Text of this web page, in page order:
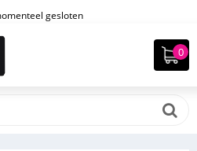
gesloten